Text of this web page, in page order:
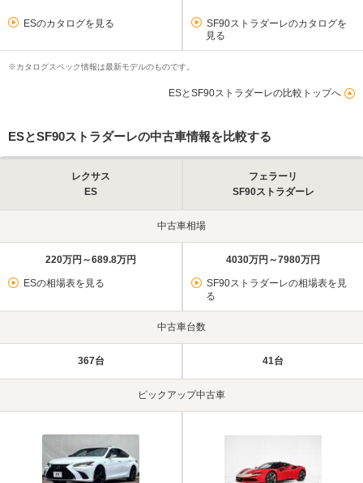
ESのカタログを見る
SF90ストラダーレのカタログを
見る
※カタログスペック情報は最新モデルのものです。
ESとSF90ストラダーレの比較トップへ
ESとSF90ストラダーレの中古車情報を比較する
レクサス
ES
フェラーリ
SF90ストラダーレ
中古車相場
220万円～689.8万円
ESの相場表を見る
4030万円～7980万円
SF90ストラダーレの相場表を見
る
中古車台数
367台 41台
ピックアップ中古車